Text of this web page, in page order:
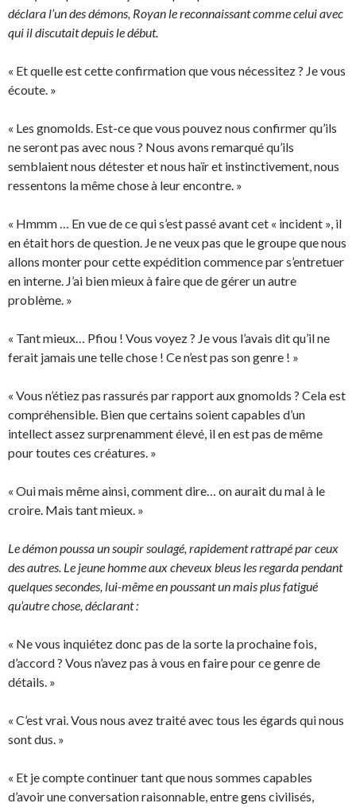
déclara l’un des démons, Royan le reconnaissant comme celui avec
qui il discutait depuis le début.
« Et quelle est cette confirmation que vous nécessitez ? Je vous
écoute. »
« Les gnomolds. Est-ce que vous pouvez nous confirmer qu’ils
ne seront pas avec nous ? Nous avons remarqué qu’ils
semblaient nous détester et nous haïr et instinctivement, nous
ressentons la même chose à leur encontre. »
« Hmmm … En vue de ce qui s’est passé avant cet « incident », il
en était hors de question. Je ne veux pas que le groupe que nous
allons monter pour cette expédition commence par s’entretuer
en interne. J’ai bien mieux à faire que de gérer un autre
problème. »
« Tant mieux… Pfiou ! Vous voyez ? Je vous l’avais dit qu’il ne
ferait jamais une telle chose ! Ce n’est pas son genre ! »
« Vous n’étiez pas rassurés par rapport aux gnomolds ? Cela est
compréhensible. Bien que certains soient capables d’un
intellect assez surprenamment élevé, il en est pas de même
pour toutes ces créatures. »
« Oui mais même ainsi, comment dire… on aurait du mal à le
croire. Mais tant mieux. »
Le démon poussa un soupir soulagé, rapidement rattrapé par ceux
des autres. Le jeune homme aux cheveux bleus les regarda pendant
quelques secondes, lui-même en poussant un mais plus fatigué
qu’autre chose, déclarant :
« Ne vous inquiétez donc pas de la sorte la prochaine fois,
d’accord ? Vous n’avez pas à vous en faire pour ce genre de
détails. »
« C’est vrai. Vous nous avez traité avec tous les égards qui nous
sont dus. »
« Et je compte continuer tant que nous sommes capables
d’avoir une conversation raisonnable, entre gens civilisés,